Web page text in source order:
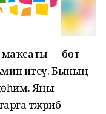
— бөтә
итеү. Бының
Яңы
тәжрибә